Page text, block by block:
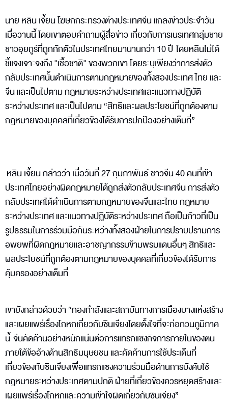
นาย หลิน เจี้ยน โฆษกกระทรวงต่างประเทศจีน แถลงข่าวประจำวัน
เมื่อวานนี้ โดยเขาตอบคำถามผู้สื่อข่าว เกี่ยวกับการเนรเทศกลุ่มชาย
ชาวอุยกูร์ที่ถูกกักตัวในประเทศไทยมานานกว่า 10 ปี โดยหลินไม่ได้
ชี้แจงเจาะจงถึง "เชื้อชาติ" ของพวกเขา โดยระบุเพียงว่าการส่งตัว
กลับประเทศนั้นดำเนินการตามกฎหมายของทั้งสองประเทศ ไทย และ
จีน และเป็นไปตาม กฎหมายระหว่างประเทศและแนวทางปฏิบัติ
ระหว่างประเทศ และเป็นไปตาม “สิทธิและผลประโยชน์ที่ถูกต้องตาม
กฎหมายของบุคคลที่เกี่ยวข้องได้รับการปกป้องอย่างเต็มที่”
หลิน เจี้ยน กล่าวว่า เมื่อวันที่ 27 กุมภาพันธ์ ชาวจีน 40 คนที่เข้า
ประเทศไทยอย่างผิดกฎหมายได้ถูกส่งตัวกลับประเทศจีน การส่งตัว
กลับประเทศได้ดำเนินการตามกฎหมายของจีนและไทย กฎหมาย
ระหว่างประเทศ และแนวทางปฏิบัติระหว่างประเทศ ถือเป็นก้าวที่เป็น
รูปธรรมในการร่วมมือกันระหว่างทั้งสองฝ่ายในการปราบปรามการ
อพยพที่ผิดกฎหมายและอาชญากรรมข้ามพรมแดนอื่นๆ สิทธิและ
ผลประโยชน์ที่ถูกต้องตามกฎหมายของบุคคลที่เกี่ยวข้องได้รับการ
คุ้มครองอย่างเต็มที่
เขายังกล่าวด้วยว่า “กองกำลังและสถาบันทางการเมืองบางแห่งสร้าง
และเผยแพร่เรื่องโกหกเกี่ยวกับซินเจียงโดยตั้งใจที่จะก่อกวนภูมิภาค
นี้ จีนคัดค้านอย่างหนักแน่นต่อการแทรกแซงกิจการภายในของตน
ภายใต้ข้ออ้างด้านสิทธิมนุษยชน และคัดค้านการใช้ประเด็นที่
เกี่ยวข้องกับซินเจียงเพื่อแทรกแซงความร่วมมือด้านการบังคับใช้
กฎหมายระหว่างประเทศตามปกติ ฝ่ายที่เกี่ยวข้องควรหยุดสร้างและ
เผยแพร่เรื่องโกหกและความเข้าใจผิดเกี่ยวกับซินเจียง”